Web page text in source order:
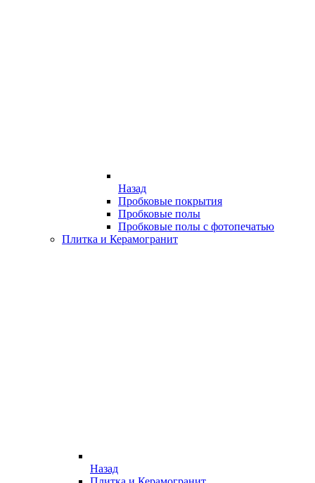
Назад
Пробковые покрытия
Пробковые полы
Пробковые полы с фотопечатью
Плитка и Керамогранит
Назад